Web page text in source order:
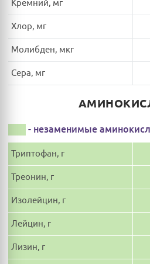
Кремний, мг
Хлор, мг
Молибден, мкг
Сера, мг
- незаменимые
Триптофан, г
Треонин, г
Изолейцин, г
Лейцин, г
Лизин, г